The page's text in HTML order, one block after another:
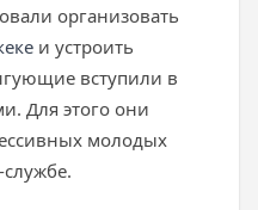
организовать
и устроить
вступили в
Для этого они
молодых